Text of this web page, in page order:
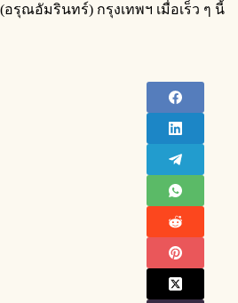
(อรุณอัมรินทร์) กรุงเทพฯ เมื่อเร็ว ๆ นี้